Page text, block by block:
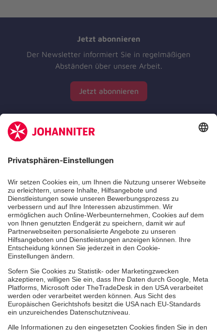
Jetzt abonnieren
Der Newsletter informiert Sie in regelmäßigen
Abständen über unsere Arbeit.
Jetzt abonnieren
Zertifizierung der Johanniter-Unfall-Hilfe e.V.
Die Johanniter GmbH führt das Spendenzertifikat
des Deutschen Spendenrats e.V.
Dienste & Leistungen
Mitarbeiten & Lernen